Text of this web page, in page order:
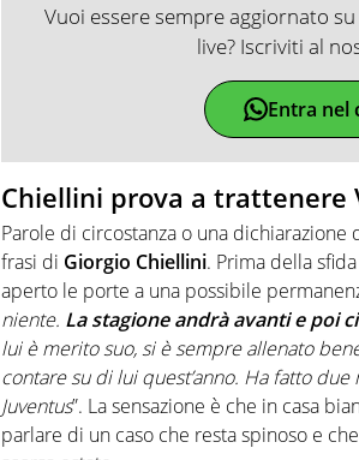
Vuoi essere sempre aggiornato
live? Iscriviti al
Entra nel
Chiellini prova a trattenere
Parole di circostanza o una
frasi di Giorgio Chiellini. Prima della
aperto le porte a una possibile
niente. La stagione andrà avanti e poi
lui è merito suo, si è sempre allenato
contare su di lui quest’anno. Ha fatto
Juventus”. La sensazione è che in casa
parlare di un caso che resta spinoso e